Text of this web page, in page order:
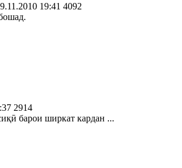
19:41 4092
2914
барои ширкат кардан ...